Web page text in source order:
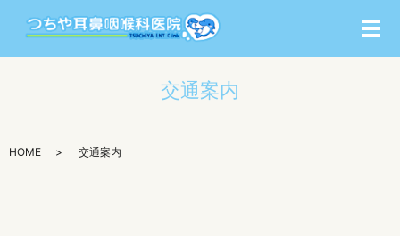
メ
交通案内
HOME 交通案内